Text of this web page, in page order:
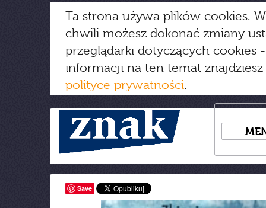
Ta strona używa plików cookies.
chwili możesz dokonać zmiany
przeglądarki dotyczących cookies
informacji na ten temat
polityce prywatności.
Save